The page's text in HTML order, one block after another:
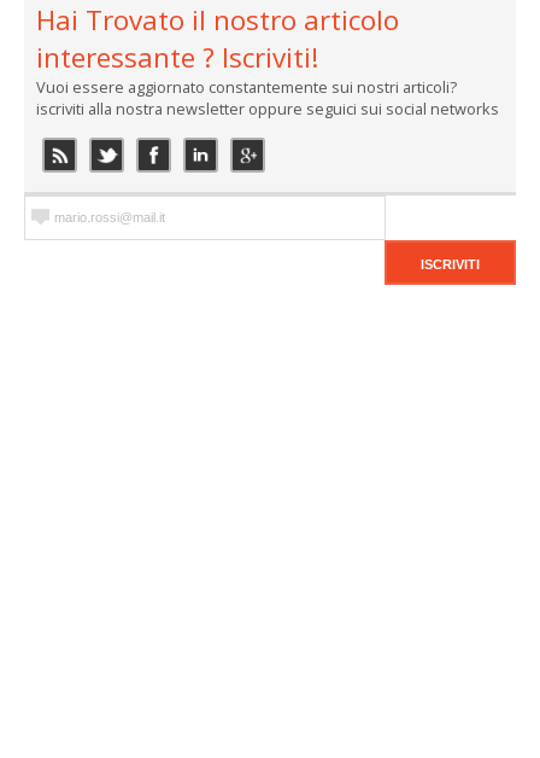
Hai Trovato il nostro articolo
interessante ? Iscriviti!
Vuoi essere aggiornato constantemente sui nostri articoli?
iscriviti alla nostra newsletter oppure seguici sui social networks